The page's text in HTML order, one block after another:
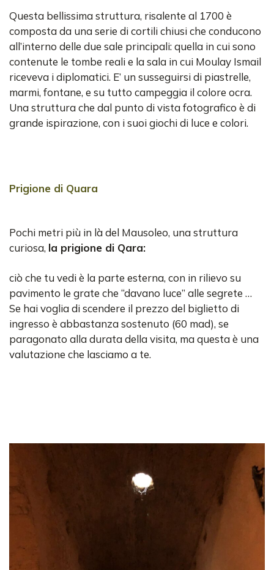
Questa bellissima struttura, risalente al 1700 è
composta da una serie di cortili chiusi che conducono
all’interno delle due sale principali: quella in cui sono
contenute le tombe reali e la sala in cui Moulay Ismail
riceveva i diplomatici. E’ un susseguirsi di piastrelle,
marmi, fontane, e su tutto campeggia il colore ocra.
Una struttura che dal punto di vista fotografico è di
grande ispirazione, con i suoi giochi di luce e colori.
Prigione di Quara
Pochi metri più in là del Mausoleo, una struttura
curiosa, la prigione di Qara:
ciò che tu vedi è la parte esterna, con in rilievo su
pavimento le grate che “davano luce” alle segrete …
Se hai voglia di scendere il prezzo del biglietto di
ingresso è abbastanza sostenuto (60 mad), se
paragonato alla durata della visita, ma questa è una
valutazione che lasciamo a te.